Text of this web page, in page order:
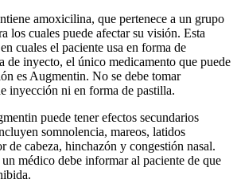
amoxicilina, que pertenece a un grupo
los cuales puede afectar su visión. Esta
cuales el paciente usa en forma de
de inyecto, el único medicamento que puede
es Augmentin. No se debe tomar
inyección ni en forma de pastilla.
puede tener efectos secundarios
somnolencia, mareos, latidos
de cabeza, hinchazón y congestión nasal.
médico debe informar al paciente de que